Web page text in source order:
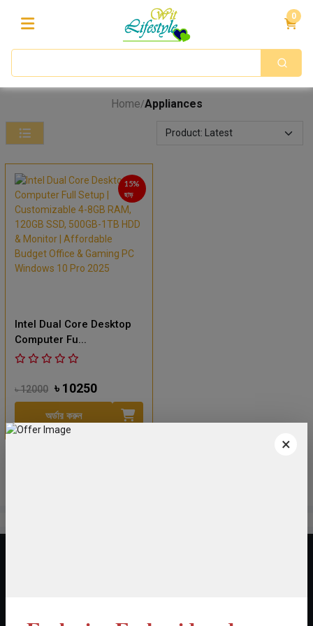
0
Home/Appliances
15%
ছাড়
Intel Dual Core Desktop
Computer Fu...
৳ 12000 ৳ 10250
অর্ডার করুন
×